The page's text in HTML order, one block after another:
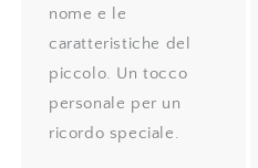
nome e le
caratteristiche del
piccolo. Un tocco
personale per un
ricordo speciale.